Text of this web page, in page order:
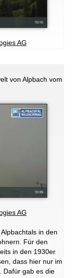
AG
von Alpbach vom
AG
in den
Für den
in den 1930er
dass hier nur im
Dafür gab es die